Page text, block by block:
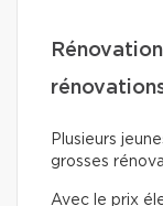
Plusieurs
grosses
Avec le prix